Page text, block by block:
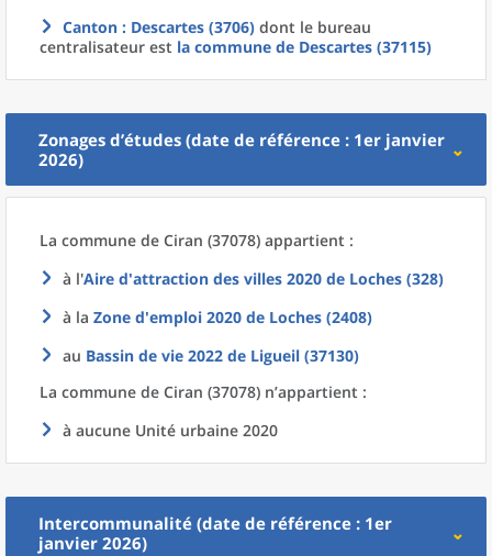
Canton : Descartes (3706) dont le bureau
centralisateur est la commune de Descartes (37115)
Zonages d’études (date de référence : 1er janvier
2026)
La commune de Ciran (37078) appartient :
à l'Aire d'attraction des villes 2020 de Loches (328)
à la Zone d'emploi 2020 de Loches (2408)
au Bassin de vie 2022 de Ligueil (37130)
La commune de Ciran (37078) n’appartient :
à aucune Unité urbaine 2020
Intercommunalité (date de référence : 1er
janvier 2026)